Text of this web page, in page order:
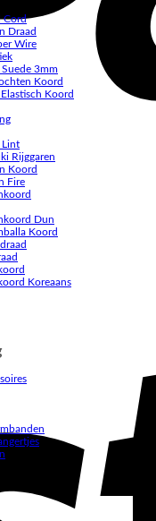
Cord
Draad
Wire
Suede 3mm
Koord
Elastisch Koord
Lint
Rijggaren
Koord
Fire
Dun
Koord
Koreaans